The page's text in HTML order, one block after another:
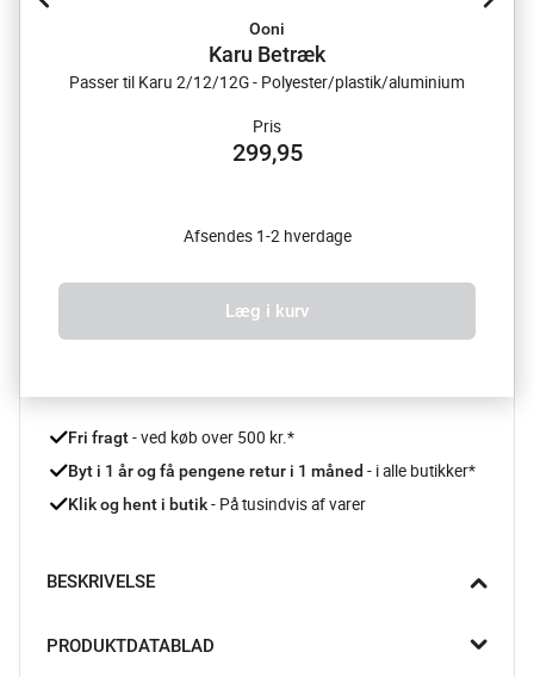
Ooni
Karu Betræk
Passer til Karu 2/12/12G - Polyester/plastik/aluminium
Pris
299,95
Afsendes 1-2 hverdage
Læg i kurv
Fri fragt - ved køb over 500 kr.*
Byt i 1 år og få pengene retur i 1 måned - i alle butikker*
Klik og hent i butik - På tusindvis af varer
BESKRIVELSE
beskytter du din Karu 2 pizzaovn og kan tage den med på
PRODUKTDATABLAD